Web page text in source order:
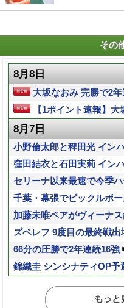
その
8月8日
大坂なおみ 完勝で2
【1ポイント速報】
8月7日
小野倫太郎と稗田光 イン
窪田結衣と石田実莉 イン
セリーナ以来最速で今季
千葉・幕張でピックルボ
加藤未唯ペアがヴィーナス
ズベレフ 9度目の最終戦出
66分の圧勝で2年連続16強
錦織圭 シンシナティOP予